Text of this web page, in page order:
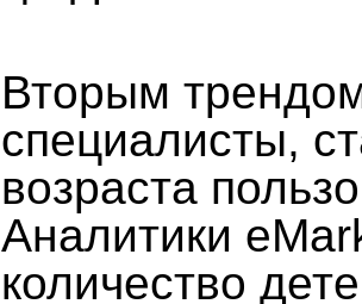
Вторым
специалисты,
возраста
Аналитики
количество